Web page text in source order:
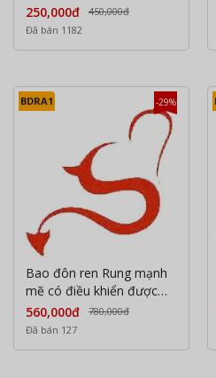
250,000đ
450,000đ
Đã bán 1182
-29%
BDRA1
Bao đôn ren Rung mạnh
mẽ có điều khiển được
qua aap
560,000đ
780,000đ
Đã bán 127